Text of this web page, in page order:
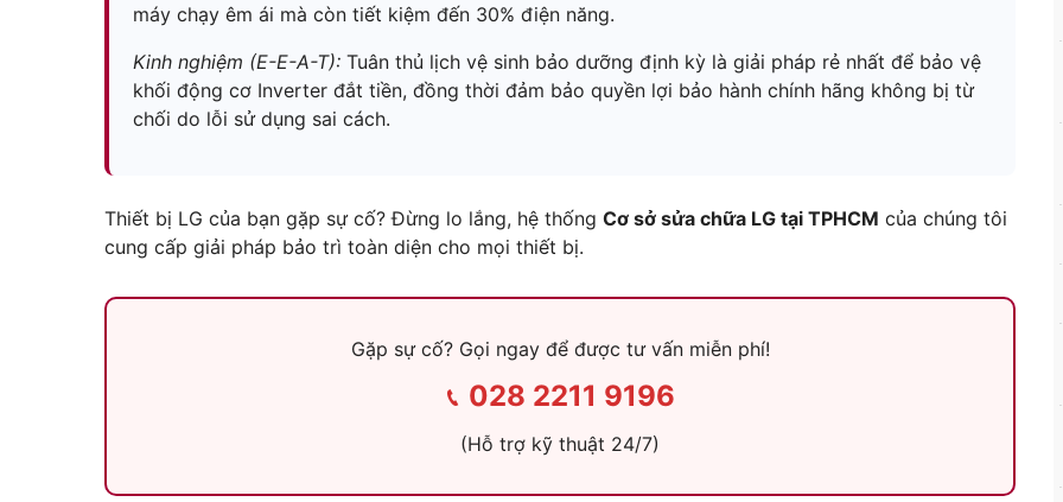
máy chạy êm ái mà còn tiết kiệm đến 30% điện năng.
Kinh nghiệm (E-E-A-T): Tuân thủ lịch vệ sinh bảo dưỡng định kỳ là giải pháp rẻ nhất để bảo vệ
khối động cơ Inverter đắt tiền, đồng thời đảm bảo quyền lợi bảo hành chính hãng không bị từ
chối do lỗi sử dụng sai cách.
Thiết bị LG của bạn gặp sự cố? Đừng lo lắng, hệ thống Cơ sở sửa chữa LG tại TPHCM của chúng tôi
cung cấp giải pháp bảo trì toàn diện cho mọi thiết bị.
Gặp sự cố? Gọi ngay để được tư vấn miễn phí!
028 2211 9196
(Hỗ trợ kỹ thuật 24/7)